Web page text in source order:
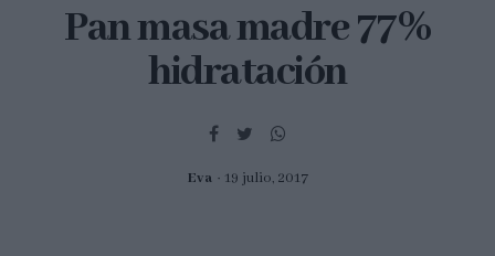
Pan masa madre 77%
hidratación
Eva 19 julio, 2017